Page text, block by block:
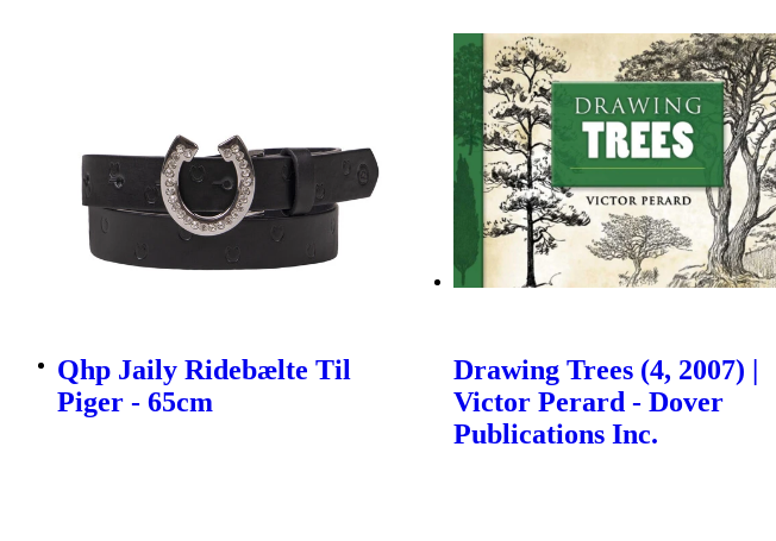
Qhp Jaily Ridebælte Til
Piger - 65cm
Drawing Trees (4, 2007) |
Victor Perard - Dover
Publications Inc.